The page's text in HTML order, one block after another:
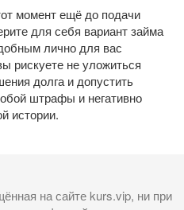
момент ещё до подачи
для себя вариант займа
лично для вас
рискуете не уложиться
долга и допустить
штрафы и негативно
истории.
на сайте kurs.vip, ни при